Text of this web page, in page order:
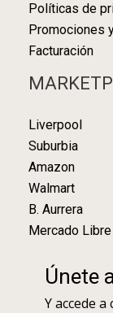
Políticas de
Promociones
Facturación
Liverpool
Suburbia
Amazon
Walmart
B. Aurrera
Mercado Libre
Únete
Y accede